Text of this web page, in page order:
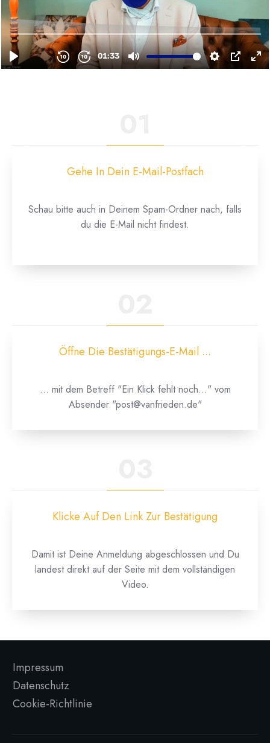
Gehe In Dein E-Mail-Postfach
Schau bitte auch in Deinem Spam-Ordner nach, falls
du die E-Mail nicht findest.
Öffne Die Bestätigungs-E-Mail ...
... mit dem Betreff "Ein Klick fehlt noch..." vom
Absender "post@vanfrieden.de"
Klicke Auf Den Link Zur Bestätigung
Damit ist Deine Anmeldung abgeschlossen und Du
landest direkt auf der Seite mit dem vollständigen
Video.
Impressum
Datenschutz
Cookie-Richtlinie